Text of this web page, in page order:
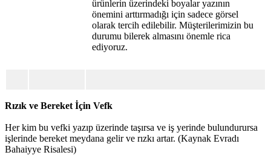
ürünlerin üzerindeki boyalar yazının
önemini arttırmadığı için sadece görsel
olarak tercih edilebilir. Müşterilerimizin bu
durumu bilerek almasını önemle rica
ediyoruz.
Rızık ve Bereket İçin Vefk
Her kim bu vefki yazıp üzerinde taşırsa ve iş yerinde bulundurursa
işlerinde bereket meydana gelir ve rızkı artar. (Kaynak Evradı
Bahaiyye Risalesi)